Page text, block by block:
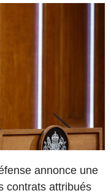
annonce une
contrats attribués